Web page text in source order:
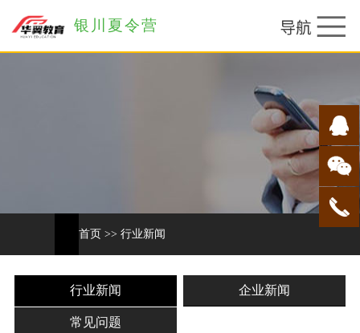
银川夏令营
首页 >> 行业新闻
行业新闻 企业新闻
常见问题